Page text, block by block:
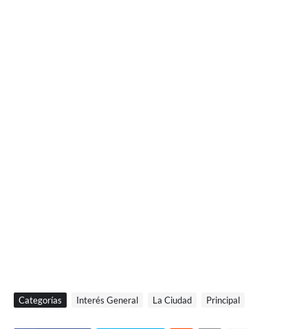
Categorías Interés General La Ciudad Principal